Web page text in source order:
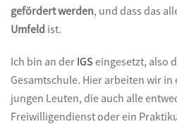
gefördert werden, und dass das
Umfeld ist.
Ich bin an der IGS eingesetzt, also
Gesamtschule. Hier arbeiten wir in
jungen Leuten, die auch alle
Freiwilligendienst oder ein